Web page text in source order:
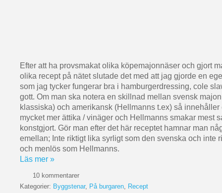
Efter att ha provsmakat olika köpemajonnäser och gjort
olika recept på nätet slutade det med att jag gjorde en
som jag tycker fungerar bra i hamburgerdressing, cole
gott. Om man ska notera en skillnad mellan svensk
klassiska) och amerikansk (Hellmanns t.ex) så innehåller
mycket mer ättika / vinäger och Hellmanns smakar mest
konstgjort. Gör man efter det här receptet hamnar man
emellan; Inte riktigt lika syrligt som den svenska och inte
och menlös som Hellmanns.
Läs mer »
10 kommentarer
Kategorier: Byggstenar, På burgaren, Recept